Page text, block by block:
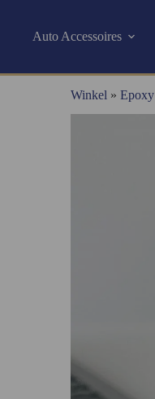
Auto Accessoires
Winkel »Epoxy